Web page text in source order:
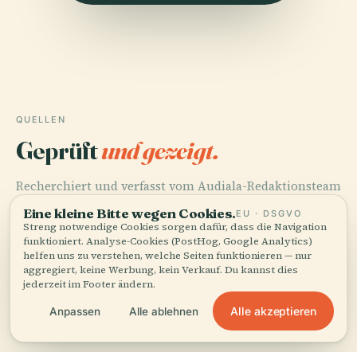
QUELLEN
Geprüftund gezeigt.
Recherchiert und verfasst vom Audiala-Redaktionsteam
Archiven und lokalem Wissen.
Zuletzt überprüft: April 2026
Visiting the Baptistery of Parma: History, Tickets, Hours,
and Travel Tips, 2025, Various Authors
Eine kleine Bitte wegen Cookies.EU · DSGVO
Streng notwendige Cookies sorgen dafür, dass die Navigation
funktioniert. Analyse-Cookies (PostHog, Google Analytics)
helfen uns zu verstehen, welche Seiten funktionieren — nur
aggregiert, keine Werbung, kein Verkauf. Du kannst dies
jederzeit im Footer ändern.
Anpassen Alle ablehnen Alle akzeptieren